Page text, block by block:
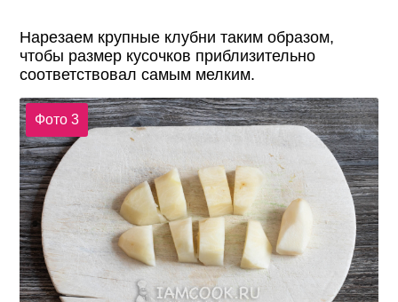
Нарезаем крупные клубни таким образом,
чтобы размер кусочков приблизительно
соответствовал самым мелким.
Фото 3